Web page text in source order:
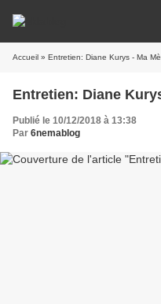
Accueil » Entretien: Diane Kurys - Ma
Entretien: Diane
Publié le 10/12/2018 à 13:38
Par 6nemablog